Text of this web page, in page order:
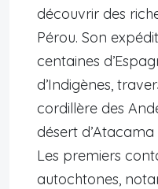
découvrir des
Pérou. Son
centaines
d’Indigènes,
cordillère des
désert
Les premiers
autochtones,